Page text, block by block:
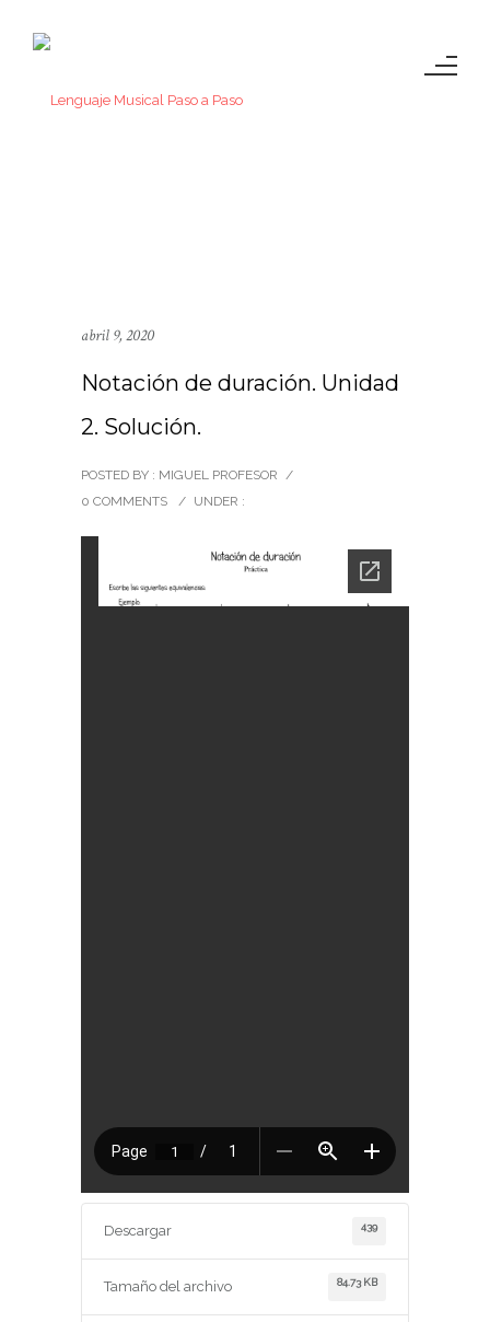
abril 9, 2020
Notación de duración. Unidad
2. Solución.
POSTED BY : MIGUEL PROFESOR /
0 COMMENTS
/ UNDER :
Descargar 439
Tamaño del archivo 84.73 KB